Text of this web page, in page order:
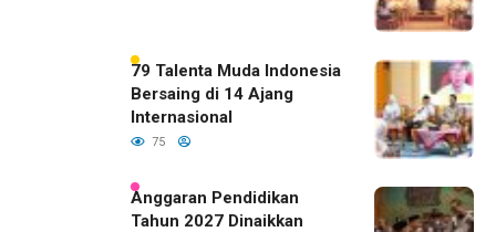
79 Talenta Muda Indonesia
Bersaing di 14 Ajang
Internasional
75
Anggaran Pendidikan
Tahun 2027 Dinaikkan